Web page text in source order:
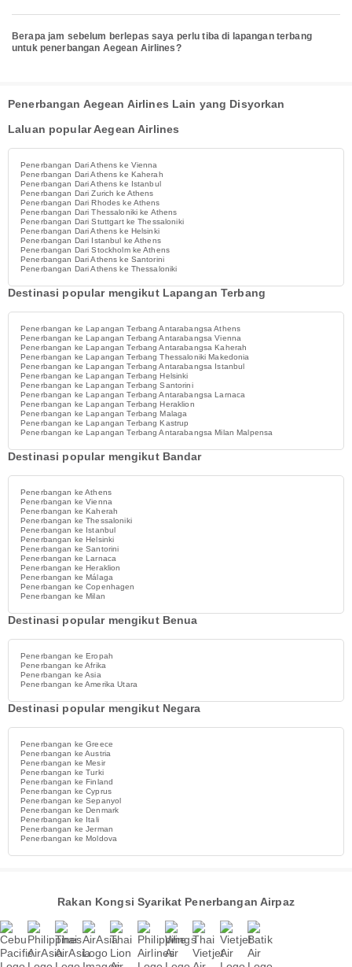
Berapa jam sebelum berlepas saya perlu tiba di lapangan terbang
untuk penerbangan Aegean Airlines?
Penerbangan Aegean Airlines Lain yang Disyorkan
Laluan popular Aegean Airlines
Penerbangan Dari Athens ke Vienna
Penerbangan Dari Athens ke Kaherah
Penerbangan Dari Athens ke Istanbul
Penerbangan Dari Zurich ke Athens
Penerbangan Dari Rhodes ke Athens
Penerbangan Dari Thessaloniki ke Athens
Penerbangan Dari Stuttgart ke Thessaloniki
Penerbangan Dari Athens ke Helsinki
Penerbangan Dari Istanbul ke Athens
Penerbangan Dari Stockholm ke Athens
Penerbangan Dari Athens ke Santorini
Penerbangan Dari Athens ke Thessaloniki
Destinasi popular mengikut Lapangan Terbang
Penerbangan ke Lapangan Terbang Antarabangsa Athens
Penerbangan ke Lapangan Terbang Antarabangsa Vienna
Penerbangan ke Lapangan Terbang Antarabangsa Kaherah
Penerbangan ke Lapangan Terbang Thessaloniki Makedonia
Penerbangan ke Lapangan Terbang Antarabangsa Istanbul
Penerbangan ke Lapangan Terbang Helsinki
Penerbangan ke Lapangan Terbang Santorini
Penerbangan ke Lapangan Terbang Antarabangsa Larnaca
Penerbangan ke Lapangan Terbang Heraklion
Penerbangan ke Lapangan Terbang Malaga
Penerbangan ke Lapangan Terbang Kastrup
Penerbangan ke Lapangan Terbang Antarabangsa Milan Malpensa
Destinasi popular mengikut Bandar
Penerbangan ke Athens
Penerbangan ke Vienna
Penerbangan ke Kaherah
Penerbangan ke Thessaloniki
Penerbangan ke Istanbul
Penerbangan ke Helsinki
Penerbangan ke Santorini
Penerbangan ke Larnaca
Penerbangan ke Heraklion
Penerbangan ke Málaga
Penerbangan ke Copenhagen
Penerbangan ke Milan
Destinasi popular mengikut Benua
Penerbangan ke Eropah
Penerbangan ke Afrika
Penerbangan ke Asia
Penerbangan ke Amerika Utara
Destinasi popular mengikut Negara
Penerbangan ke Greece
Penerbangan ke Austria
Penerbangan ke Mesir
Penerbangan ke Turki
Penerbangan ke Finland
Penerbangan ke Cyprus
Penerbangan ke Sepanyol
Penerbangan ke Denmark
Penerbangan ke Itali
Penerbangan ke Jerman
Penerbangan ke Moldova
Rakan Kongsi Syarikat Penerbangan Airpaz